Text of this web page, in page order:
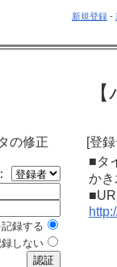
新規登録 -
の修正
録する
しない
[登
■タ
かき